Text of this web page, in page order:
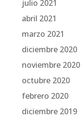
julio 2021
abril 2021
marzo 2021
diciembre 2020
noviembre 2020
octubre 2020
febrero 2020
diciembre 2019